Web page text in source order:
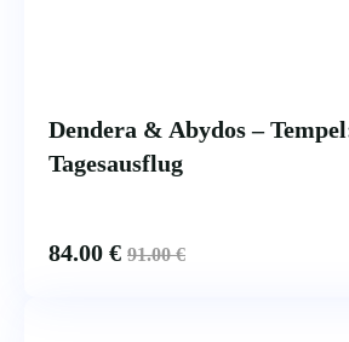
Dendera & Abydos –
Tagesausflug
84.00 € 91.00€